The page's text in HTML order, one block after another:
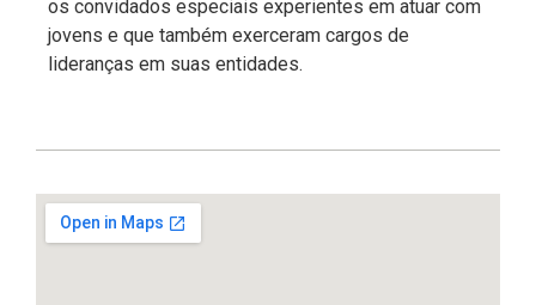
os convidados especiais experientes em atuar com
jovens e que também exerceram cargos de
lideranças em suas entidades.